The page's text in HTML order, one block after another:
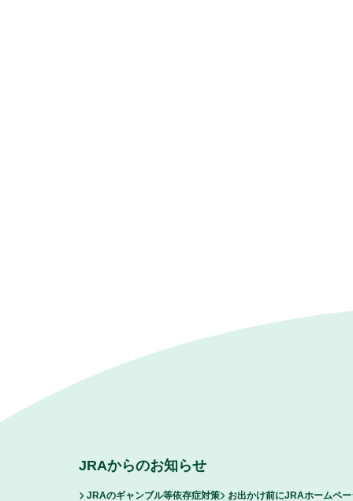
JRAからのお知らせ
JRAのギャンブル等依存症対策
お出かけ前にJRAホームペ